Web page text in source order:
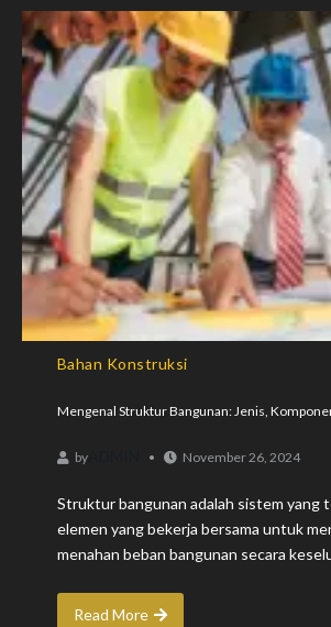
Bahan Konstruksi
Mengenal Struktur Bangunan: Jenis,
by November 26, 2024
Struktur bangunan adalah sistem yang
elemen yang bekerja bersama untuk
menahan beban bangunan secara
Read More